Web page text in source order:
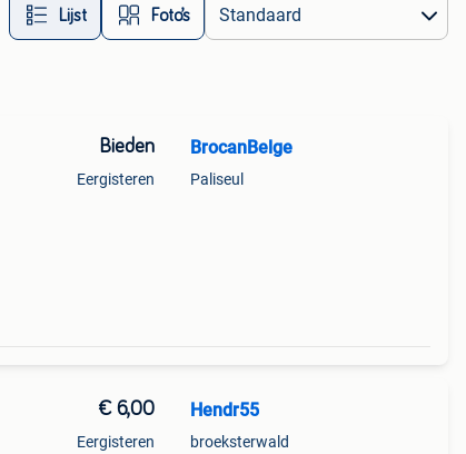
Lijst Foto’s
Bieden
Eergisteren
BrocanBelge
Paliseul
€ 6,00
Eergisteren
Hendr55
broeksterwald